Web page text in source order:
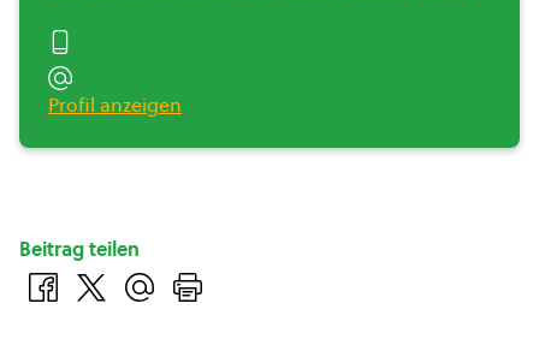
Profil anzeigen
Beitrag teilen